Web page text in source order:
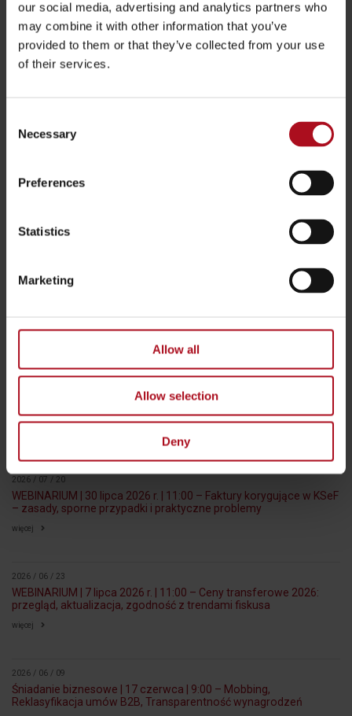
our social media, advertising and analytics partners who
may combine it with other information that you’ve
provided to them or that they’ve collected from your use
of their services.
Selection
Necessary
Preferences
Statistics
Marketing
Allow all
Allow selection
Deny
Raportowanie ESG w praktyce – Nowe obowiązki dotyczące
opakowań
LEGAL ALERT: AI Act – co przedsiębiorca musi wiedzieć przed 2
sierpnia 2026
European Employment Insights: Lipiec 2026 – AI w miejscu pracy i
kluczowe zmiany w europejskim prawie pracy
pracy
2026 / 07 / 20
WEBINARIUM | 30 lipca 2026 r. | 11:00 – Faktury korygujące w KSeF
– zasady, sporne przypadki i praktyczne problemy
więcej
2026 / 06 / 23
WEBINARIUM | 7 lipca 2026 r. | 11:00 – Ceny transferowe 2026:
przegląd, aktualizacja, zgodność z trendami fiskusa
więcej
2026 / 06 / 09
Śniadanie biznesowe | 17 czerwca | 9:00 – Mobbing,
Reklasyfikacja umów B2B, Transparentność wynagrodzeń